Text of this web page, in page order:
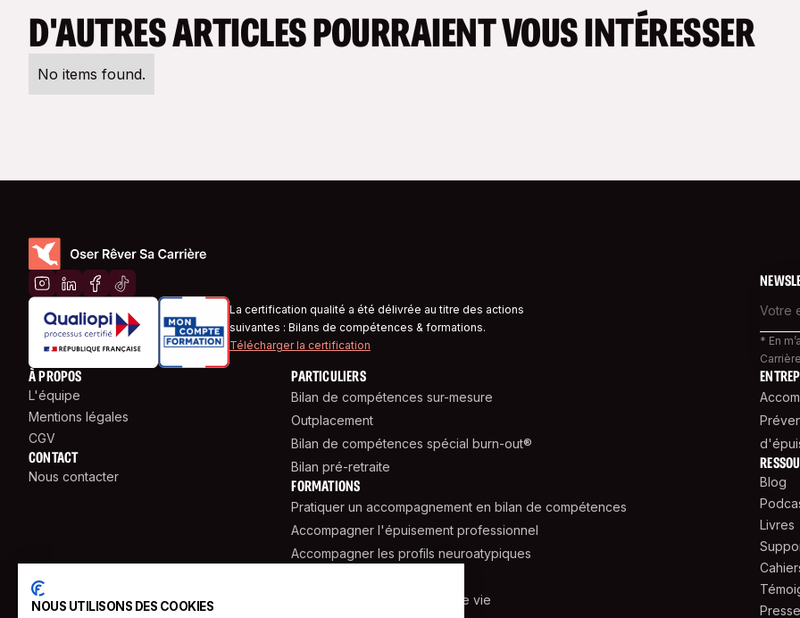
D'AUTRES ARTICLES POURRAIENT VOUS INTÉRESSER
No items found.
La certification qualité a été délivrée au titre des actions
suivantes : Bilans de compétences & formations.
Télécharger la certification
* En
À PROPOS
L'équipe
Mentions légales
CGV
CONTACT
Nous contacter
PARTICULIERS
Bilan de compétences sur-mesure
Outplacement
Bilan de compétences spécial burn-out®
Bilan pré-retraite
FORMATIONS
Pratiquer un accompagnement en bilan de compétences
Accompagner l'épuisement professionnel
Accompagner les profils neuroatypiques
Accompagner avec l'arbre de vie
Blog
Livres
NOUS UTILISONS DES COOKIES